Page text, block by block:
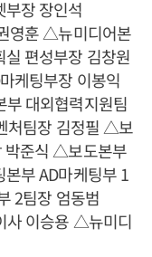
장 장인석
영훈 △뉴미디어본
편성부장 김창원
케팅부장 이봉익
대외협력지원팀
처팀장 김정필 △보
박준식 △보도본부
부 AD마케팅부 1
2팀장 엄동범
사 이승용 △뉴미디